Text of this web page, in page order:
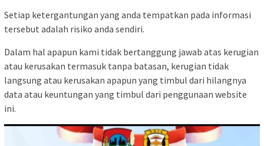
Setiap ketergantungan yang anda tempatkan pada informasi
tersebut adalah risiko anda sendiri.
Dalam hal apapun kami tidak bertanggung jawab atas kerugian
atau kerusakan termasuk tanpa batasan, kerugian tidak
langsung atau kerusakan apapun yang timbul dari hilangnya
data atau keuntungan yang timbul dari penggunaan website
ini.